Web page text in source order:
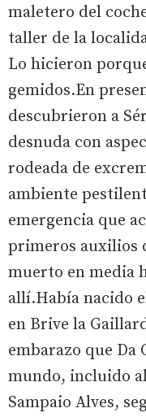
maletero del
taller de la
Lo hicieron
gemidos.En
descubrieron a
desnuda con
rodeada de
ambiente
emergencia que
primeros auxilios
muerto en media
allí.Había nacido
en Brive la
embarazo que Da
mundo, incluido
Sampaio Alves,